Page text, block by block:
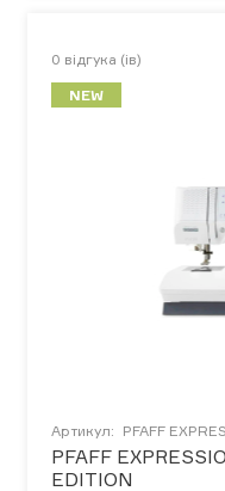
0 відгука (ів)
NEW
Артикул: PFAFF
PFAFF
EDITION